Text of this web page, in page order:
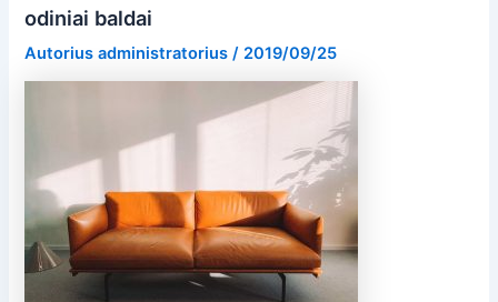
odiniai baldai
Autorius administratorius/ 2019/09/25